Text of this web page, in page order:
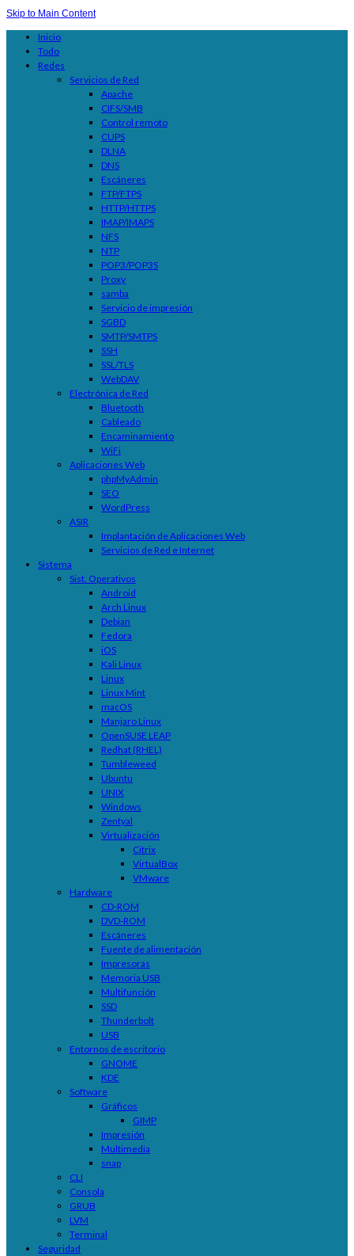
Skip to Main Content
Inicio
Todo
Redes
Servicios de Red
Apache
CIFS/SMB
Control remoto
CUPS
DLNA
DNS
Escáneres
FTP/FTPS
HTTP/HTTPS
IMAP/IMAPS
NFS
NTP
POP3/POP3S
Proxy
samba
Servicio de impresión
SGBD
SMTP/SMTPS
SSH
SSL/TLS
WebDAV
Electrónica de Red
Bluetooth
Cableado
Encaminamiento
WiFi
Aplicaciones Web
phpMyAdmin
SEO
WordPress
ASIR
Implantación de Aplicaciones Web
Servicios de Red e Internet
Sistema
Sist. Operativos
Android
Arch Linux
Debian
Fedora
iOS
Kali Linux
Linux
Linux Mint
macOS
Manjaro Linux
OpenSUSE LEAP
Redhat (RHEL)
Tumbleweed
Ubuntu
UNIX
Windows
Zentyal
Virtualización
Citrix
VirtualBox
VMware
Hardware
CD-ROM
DVD-ROM
Escáneres
Fuente de alimentación
Impresoras
Memoria USB
Multifunción
SSD
Thunderbolt
USB
Entornos de escritorio
GNOME
KDE
Software
Gráficos
GIMP
Impresión
Multimedia
snap
CLI
Consola
GRUB
LVM
Terminal
Seguridad